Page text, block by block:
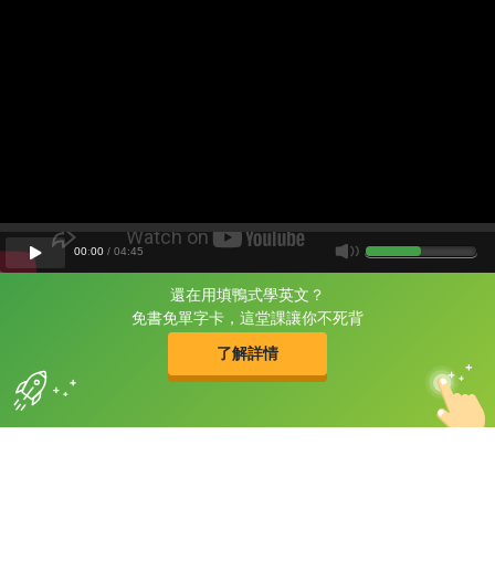
還在用填鴨式學英文？
免書免單字卡，這堂課讓你不死背
了解詳情
片尾有
攻其不背
的品牌故事
00:00 / 04:45